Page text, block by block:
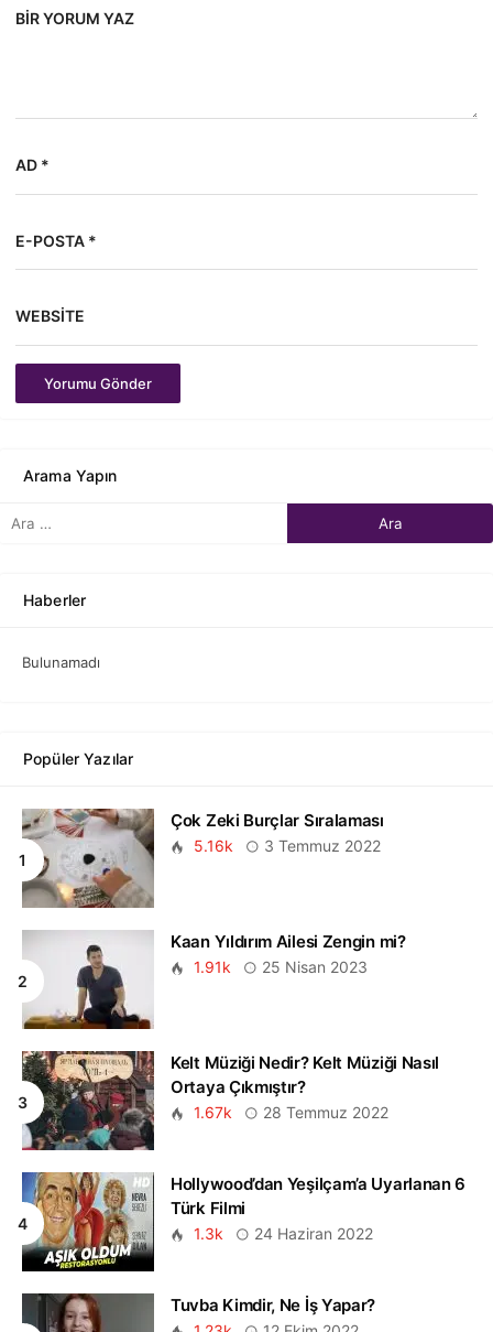
BIR YORUM YAZ
AD *
E-POSTA *
WEBSITE
Yorumu Gönder
Arama Yapın
Haberler
Bulunamadı
Popüler Yazılar
Çok Zeki Burçlar Sıralaması
5.16k 3 Temmuz 2022
Kaan Yıldırım Ailesi Zengin mi?
1.91k 25 Nisan 2023
Kelt Müziği Nedir? Kelt Müziği Nasıl
Ortaya Çıkmıştır?
1.67k 28 Temmuz 2022
Hollywood’dan Yeşilçam’a Uyarlanan 6
Türk Filmi
1.3k 24 Haziran 2022
Tuvba Kimdir, Ne İş Yapar?